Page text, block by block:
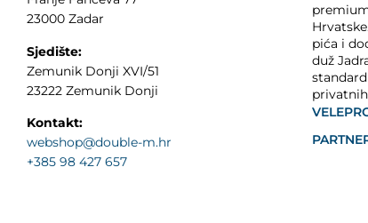
23000 Zadar
Sjedište:
Zemunik Donji XVI/51
23222 Zemunik Donji
Kontakt:
webshop@double-m.hr
+385 98 427 657
pića i
duž